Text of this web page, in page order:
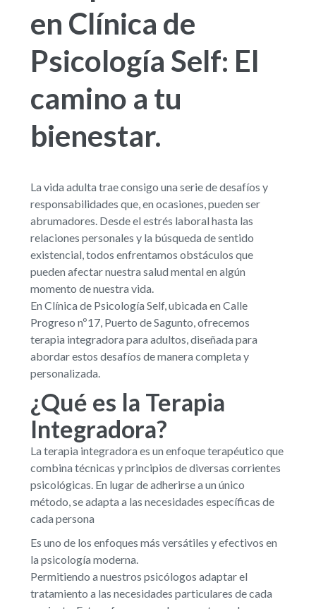
en Clínica de
Psicología Self: El
camino a tu
bienestar.
La vida adulta trae consigo una serie de desafíos y
responsabilidades que, en ocasiones, pueden ser
abrumadores. Desde el estrés laboral hasta las
relaciones personales y la búsqueda de sentido
existencial, todos enfrentamos obstáculos que
pueden afectar nuestra salud mental en algún
momento de nuestra vida.
En Clínica de Psicología Self, ubicada en Calle
Progreso nº17, Puerto de Sagunto, ofrecemos
terapia integradora para adultos, diseñada para
abordar estos desafíos de manera completa y
personalizada.
¿Qué es la Terapia
Integradora?
La terapia integradora es un enfoque terapéutico que
combina técnicas y principios de diversas corrientes
psicológicas. En lugar de adherirse a un único
método, se adapta a las necesidades específicas de
cada persona
Es uno de los enfoques más versátiles y efectivos en
la psicología moderna.
Permitiendo a nuestros psicólogos adaptar el
tratamiento a las necesidades particulares de cada